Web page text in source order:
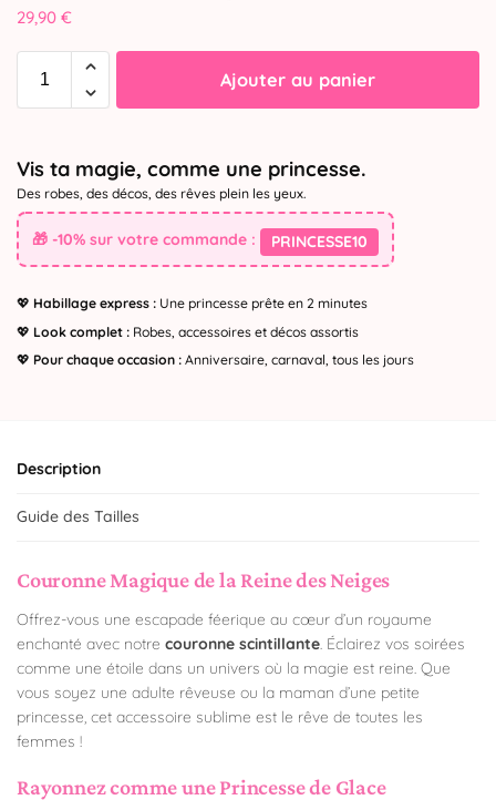
29,90 €
Ajouter au panier
Vis ta magie, comme une princesse.
Des robes, des décos, des rêves plein les yeux.
🎁 -10% sur votre commande : PRINCESSE10
💖 Habillage express : Une princesse prête en 2 minutes
💖 Look complet : Robes, accessoires et décos assortis
💖 Pour chaque occasion : Anniversaire, carnaval, tous les jours
Description
Guide des Tailles
Couronne Magique de la Reine des Neiges
Offrez-vous une escapade féerique au cœur d’un royaume
enchanté avec notre couronne scintillante . Éclairez vos soirées
comme une étoile dans un univers où la magie est reine. Que
vous soyez une adulte rêveuse ou la maman d’une petite
princesse, cet accessoire sublime est le rêve de toutes les
femmes !
Rayonnez comme une Princesse de Glace